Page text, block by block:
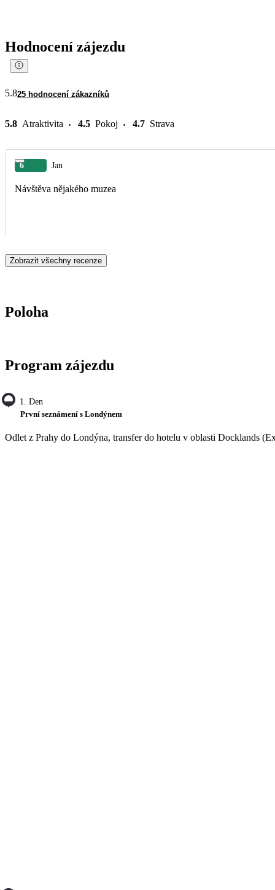
Hodnocení zájezdu
5.825 hodnocení zákazníků
5.8 Atraktivita 4.5 Pokoj 4.7 Strava
6 Jan
Návštěva nějakého muzea
Zobrazit všechny recenze
Poloha
Program zájezdu
1. Den
První seznámení s Londýnem
Odlet z Prahy do Londýna, transfer do hotelu v oblasti Docklands